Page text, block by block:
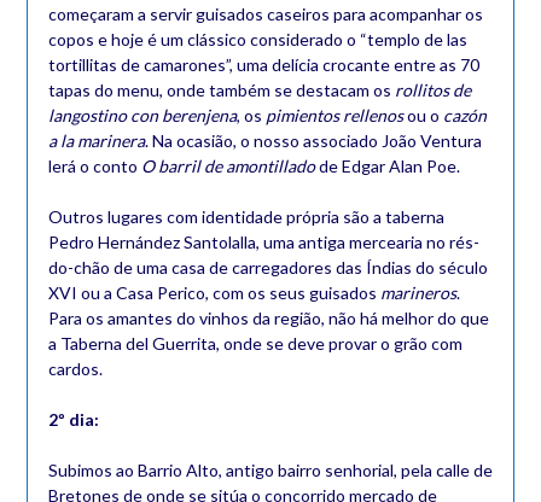
começaram a servir guisados caseiros para acompanhar os
copos e hoje é um clássico considerado o “templo de las
tortillitas de camarones”, uma delícia crocante entre as 70
tapas do menu, onde também se destacam os rollitos de
langostino con berenjena, os pimientos rellenosou o cazón
a la marinera. Na ocasião, o nosso associado João Ventura
lerá o conto O barril de amontilladode Edgar Alan Poe.
Outros lugares com identidade própria são a taberna
Pedro Hernández Santolalla, uma antiga mercearia no rés-
do-chão de uma casa de carregadores das Índias do século
XVI ou a Casa Perico, com os seus guisados marineros.
Para os amantes do vinhos da região, não há melhor do que
a Taberna del Guerrita, onde se deve provar o grão com
cardos.
2º dia:
Subimos ao Barrio Alto, antigo bairro senhorial, pela calle de
Bretones de onde se sitúa o concorrido mercado de